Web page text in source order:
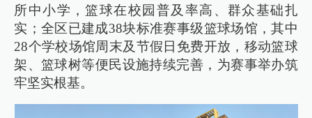
所中小学，篮球在校园普及率高、群众基础扎
实；全区已建成38块标准赛事级篮球场馆，其中
28个学校场馆周末及节假日免费开放，移动篮球
架、篮球树等便民设施持续完善，为赛事举办筑
牢坚实根基。